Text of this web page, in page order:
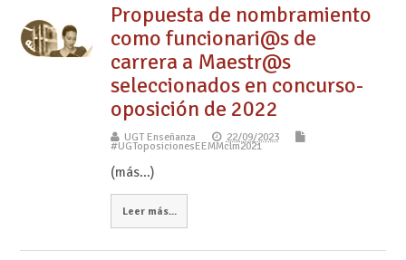
Propuesta de nombramiento
como funcionari@s de
carrera a Maestr@s
seleccionados en concurso-
oposición de 2022
UGT Enseñanza 22/09/2023
#UGToposicionesEEMMclm2021
(más…)
Leer más...